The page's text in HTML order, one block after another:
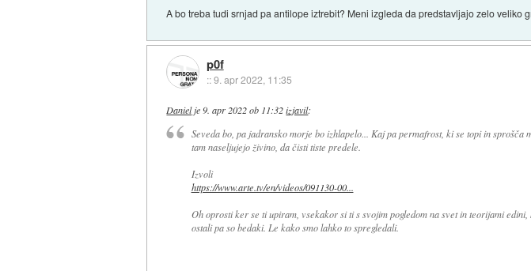
A bo treba tudi srnjad pa antilope iztrebit? Meni izgleda da predstavljajo zelo veliko
p0f
::9. apr 2022, 11:35
Danielje 9. apr 2022 ob 11:32 izjavil:
Seveda bo, pa jadransko morje bo izhlapelo... Kaj pa permafrost, ki se topi in sprošča
tam naseljujejo živino, da čisti tiste predele.
Izvoli
https://www.arte.tv/en/videos/091130-00...
Oh oprosti ker se ti upiram, vsekakor si ti s svojim pogledom na svet in teorijami
ostali pa so bedaki. Le kako smo lahko to spregledali.